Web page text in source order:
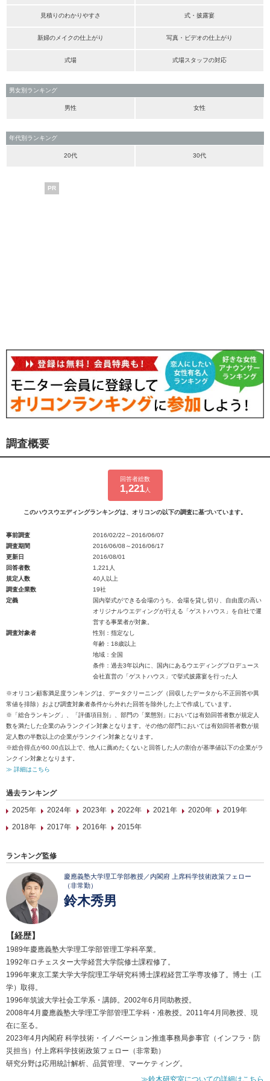
見積りのわかりやすさ 式・披露宴
新婦のメイクの仕上がり 写真・ビデオの仕上がり
式場 式場スタッフの対応
男女別ランキング
男性 女性
年代別ランキング
20代 30代
PR
調査概要
回答者総数
1,221人
このハウスウエディングランキングは、オリコンの以下の調査に基づいています。
事前調査
2016/02/22～2016/06/07
調査期間
2016/06/08～2016/06/17
更新日
2016/08/01
回答者数
1,221人
規定人数
40人以上
調査企業数
19社
定義
国内挙式ができる会場のうち、会場を貸し切り、自由度の高い
オリジナルウエディングが行える「ゲストハウス」を自社で運
営する事業者が対象。
調査対象者
性別：指定なし
年齢：18歳以上
地域：全国
条件：過去3年以内に、国内にあるウエディングプロデュース
会社直営の「ゲストハウス」で挙式披露宴を行った人
※オリコン顧客満足度ランキングは、データクリーニング（回収したデータから不正回答や異
常値を排除）および調査対象者条件から外れた回答を除外した上で作成しています。
※「総合ランキング」、「評価項目別」、部門の「業態別」においては有効回答者数が規定人
数を満たした企業のみランクイン対象となります。その他の部門においては有効回答者数が規
定人数の半数以上の企業がランクイン対象となります。
※総合得点が60.00点以上で、他人に薦めたくないと回答した人の割合が基準値以下の企業がラ
ンクイン対象となります。
≫ 詳細はこちら
過去ランキング
2025年
2024年 2023年 2022年 2021年 2020年
2019年
2018年
2017年 2016年 2015年
ランキング監修
慶應義塾大学理工学部教授／内閣府 上席科学技術政策フェロー
（非常勤）
鈴木秀男
【経歴】
1989年慶應義塾大学理工学部管理工学科卒業。
1992年ロチェスター大学経営大学院修士課程修了。
1996年東京工業大学大学院理工学研究科博士課程経営工学専攻修了。博士（工
学）取得。
1996年筑波大学社会工学系・講師。2002年6月同助教授。
2008年4月慶應義塾大学理工学部管理工学科・准教授。2011年4月同教授、現
在に至る。
2023年4月内閣府 科学技術・イノベーション推進事務局参事官（インフラ・防
災担当）付上席科学技術政策フェロー（非常勤）
研究分野は応用統計解析、品質管理、マーケティング。
≫鈴木研究室についての詳細はこちら